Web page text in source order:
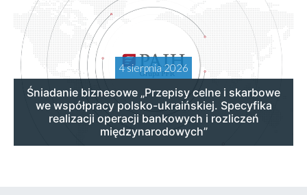
4 sierpnia 2026
Śniadanie biznesowe „Przepisy celne i skarbowe
we współpracy polsko-ukraińskiej. Specyfika
realizacji operacji bankowych i rozliczeń
międzynarodowych”